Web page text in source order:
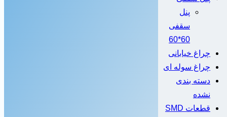
پنل
سقفی
60*60
چراغ خیابانی
چراغ سوله ای
دسته بندی
نشده
قطعات SMD